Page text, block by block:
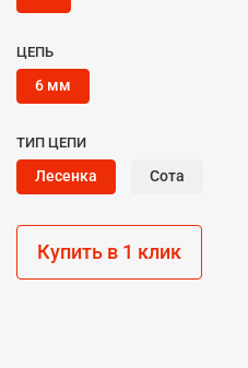
Купить в 1 клик
ЦЕПЬ
6 мм
ТИП ЦЕПИ
Лесенка Сота